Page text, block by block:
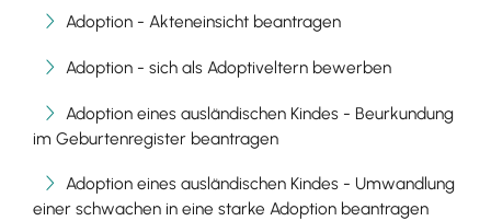
Adoption - Akteneinsicht beantragen
Adoption - sich als Adoptiveltern bewerben
Adoption eines ausländischen Kindes - Beurkundung
im Geburtenregister beantragen
Adoption eines ausländischen Kindes - Umwandlung
einer schwachen in eine starke Adoption beantragen